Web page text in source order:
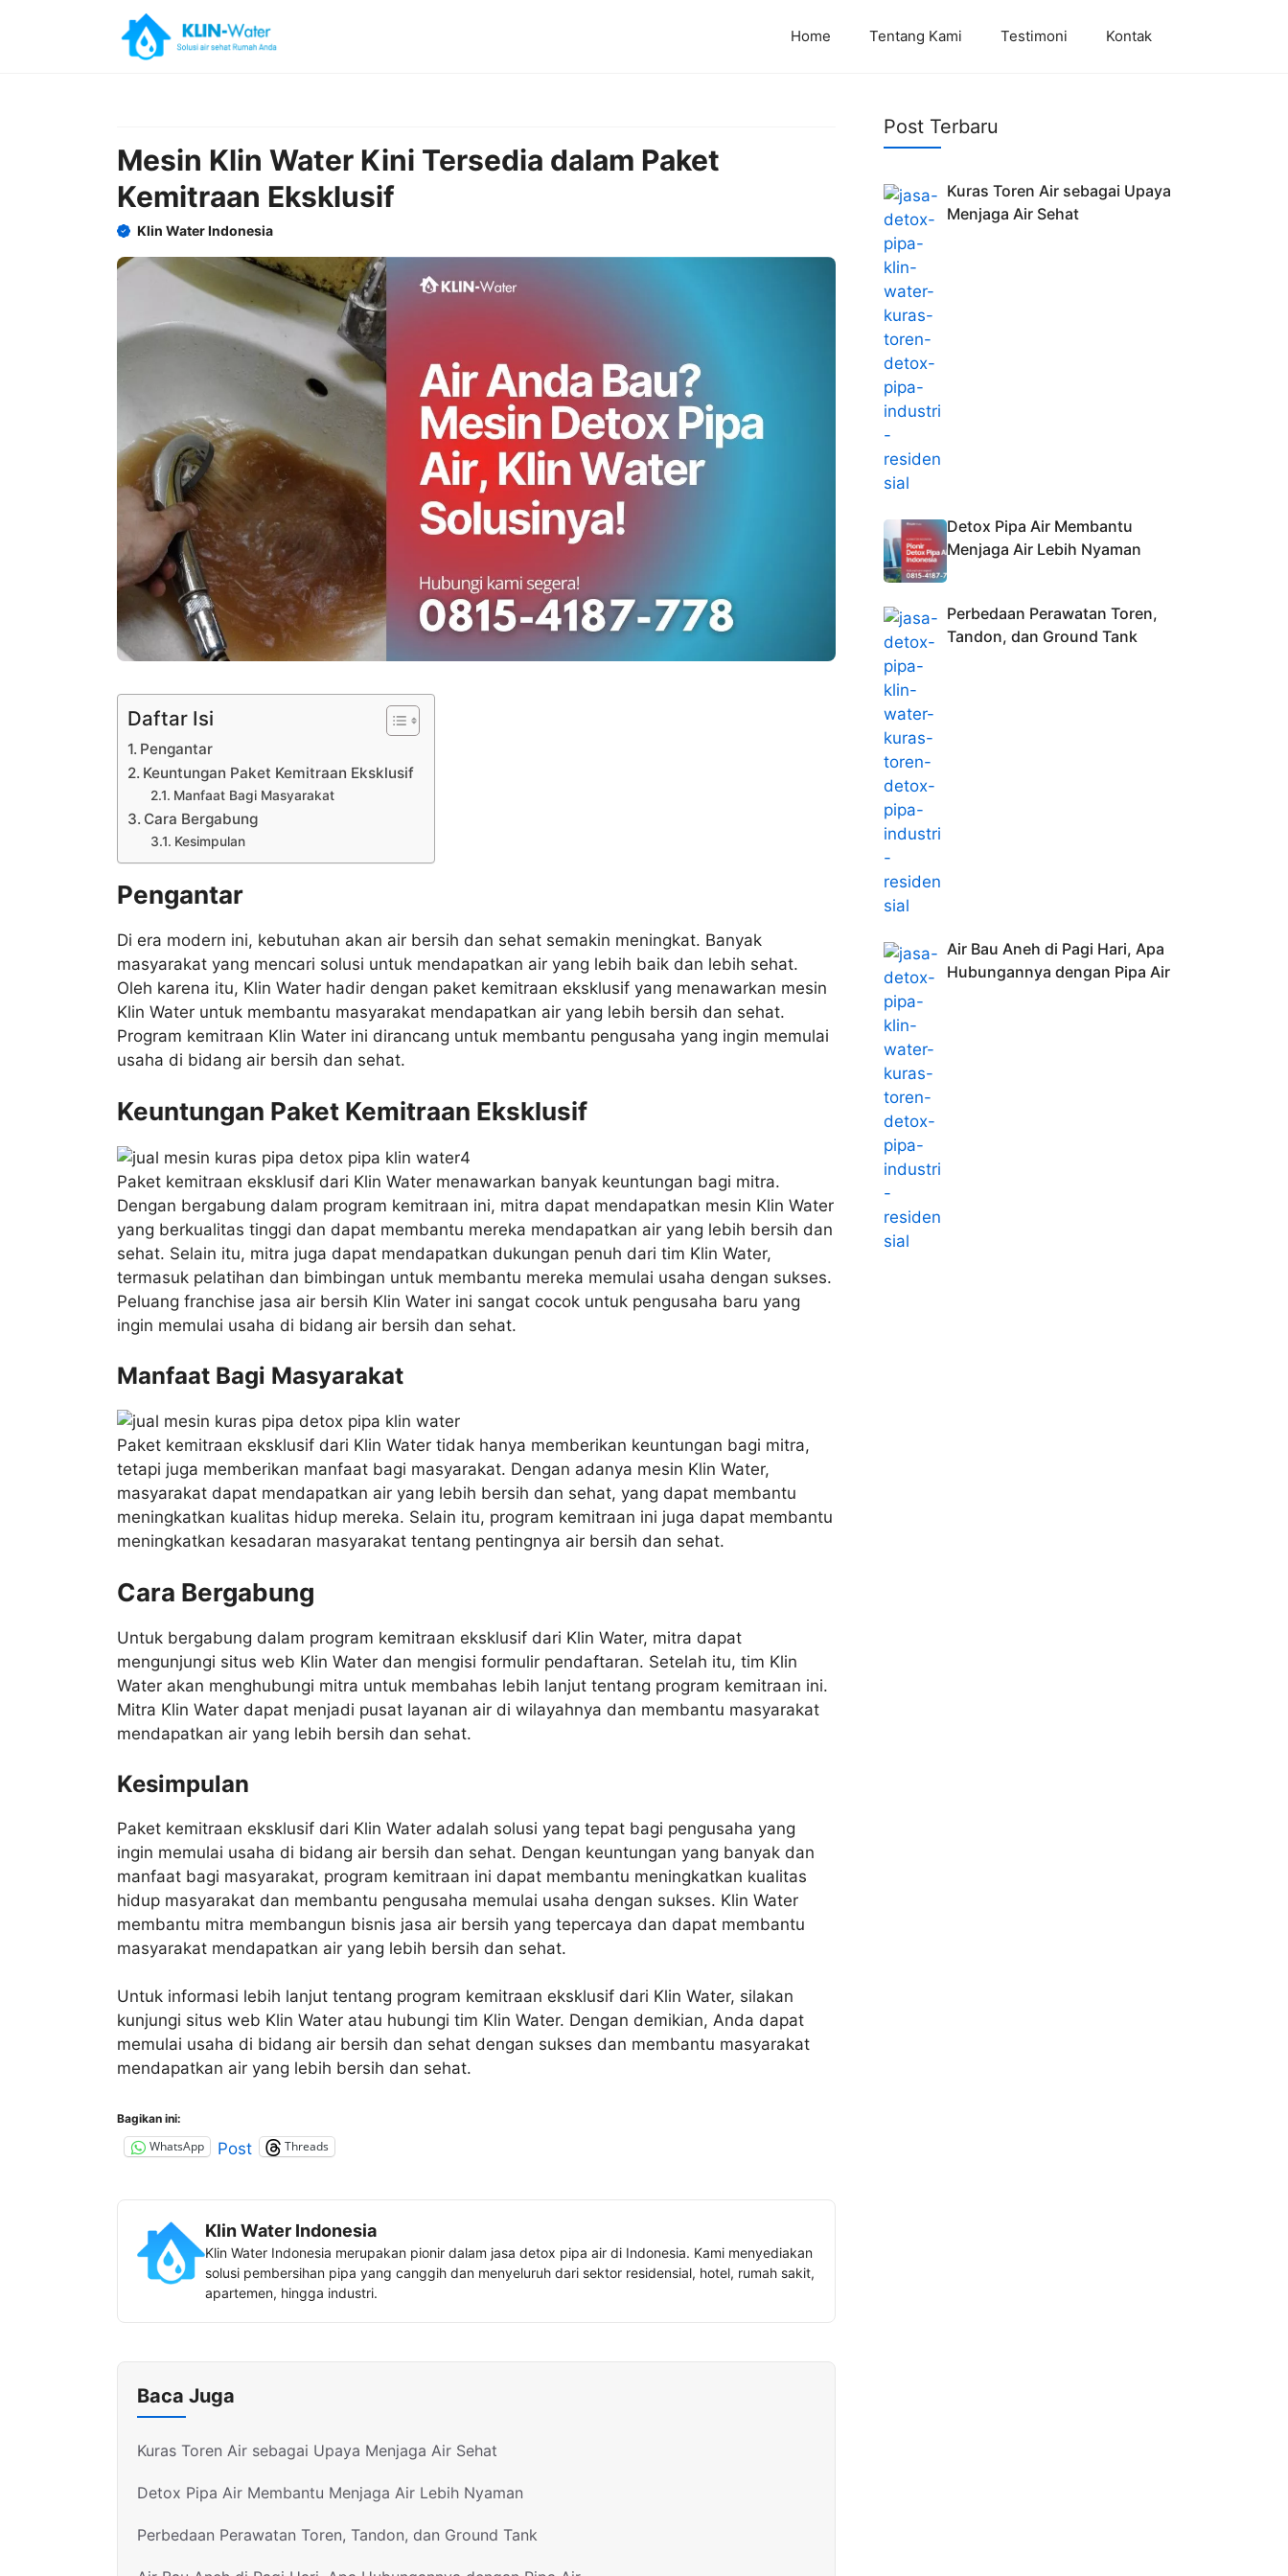
Home Tentang Kami Testimoni Kontak
Mesin Klin Water Kini Tersedia dalam Paket
Kemitraan Eksklusif
Klin Water Indonesia
Daftar Isi
Pengantar
Keuntungan Paket Kemitraan Eksklusif
Manfaat Bagi Masyarakat
Cara Bergabung
Kesimpulan
Pengantar
Di era modern ini, kebutuhan akan air bersih dan sehat semakin meningkat. Banyak
masyarakat yang mencari solusi untuk mendapatkan air yang lebih baik dan lebih sehat.
Oleh karena itu, Klin Water hadir dengan paket kemitraan eksklusif yang menawarkan mesin
Klin Water untuk membantu masyarakat mendapatkan air yang lebih bersih dan sehat.
Program kemitraan Klin Water ini dirancang untuk membantu pengusaha yang ingin memulai
usaha di bidang air bersih dan sehat.
Keuntungan Paket Kemitraan Eksklusif
Paket kemitraan eksklusif dari Klin Water menawarkan banyak keuntungan bagi mitra.
Dengan bergabung dalam program kemitraan ini, mitra dapat mendapatkan mesin Klin Water
yang berkualitas tinggi dan dapat membantu mereka mendapatkan air yang lebih bersih dan
sehat. Selain itu, mitra juga dapat mendapatkan dukungan penuh dari tim Klin Water,
termasuk pelatihan dan bimbingan untuk membantu mereka memulai usaha dengan sukses.
Peluang franchise jasa air bersih Klin Water ini sangat cocok untuk pengusaha baru yang
ingin memulai usaha di bidang air bersih dan sehat.
Manfaat Bagi Masyarakat
Paket kemitraan eksklusif dari Klin Water tidak hanya memberikan keuntungan bagi mitra,
tetapi juga memberikan manfaat bagi masyarakat. Dengan adanya mesin Klin Water,
masyarakat dapat mendapatkan air yang lebih bersih dan sehat, yang dapat membantu
meningkatkan kualitas hidup mereka. Selain itu, program kemitraan ini juga dapat membantu
meningkatkan kesadaran masyarakat tentang pentingnya air bersih dan sehat.
Cara Bergabung
Untuk bergabung dalam program kemitraan eksklusif dari Klin Water, mitra dapat
mengunjungi situs web Klin Water dan mengisi formulir pendaftaran. Setelah itu, tim Klin
Water akan menghubungi mitra untuk membahas lebih lanjut tentang program kemitraan ini.
Mitra Klin Water dapat menjadi pusat layanan air di wilayahnya dan membantu masyarakat
mendapatkan air yang lebih bersih dan sehat.
Kesimpulan
Paket kemitraan eksklusif dari Klin Water adalah solusi yang tepat bagi pengusaha yang
ingin memulai usaha di bidang air bersih dan sehat. Dengan keuntungan yang banyak dan
manfaat bagi masyarakat, program kemitraan ini dapat membantu meningkatkan kualitas
hidup masyarakat dan membantu pengusaha memulai usaha dengan sukses. Klin Water
membantu mitra membangun bisnis jasa air bersih yang tepercaya dan dapat membantu
masyarakat mendapatkan air yang lebih bersih dan sehat.
Untuk informasi lebih lanjut tentang program kemitraan eksklusif dari Klin Water, silakan
kunjungi situs web Klin Water atau hubungi tim Klin Water. Dengan demikian, Anda dapat
memulai usaha di bidang air bersih dan sehat dengan sukses dan membantu masyarakat
mendapatkan air yang lebih bersih dan sehat.
Bagikan ini:
WhatsApp Post Threads
Klin Water Indonesia
Klin Water Indonesia merupakan pionir dalam jasa detox pipa air di Indonesia. Kami menyediakan
solusi pembersihan pipa yang canggih dan menyeluruh dari sektor residensial, hotel, rumah sakit,
apartemen, hingga industri.
Baca Juga
Kuras Toren Air sebagai Upaya Menjaga Air Sehat
Detox Pipa Air Membantu Menjaga Air Lebih Nyaman
Perbedaan Perawatan Toren, Tandon, dan Ground Tank
Post Terbaru
Kuras Toren Air sebagai Upaya
Menjaga Air Sehat
Detox Pipa Air Membantu
Menjaga Air Lebih Nyaman
Perbedaan Perawatan Toren,
Tandon, dan Ground Tank
Air Bau Aneh di Pagi Hari, Apa
Hubungannya dengan Pipa Air